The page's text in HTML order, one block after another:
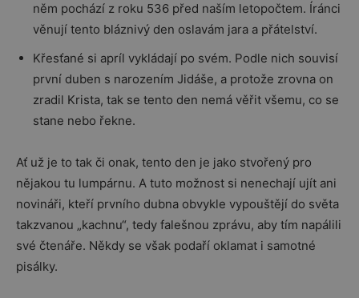
něm pochází z roku 536 před naším letopočtem. Íránci
věnují tento bláznivý den oslavám jara a přátelství.
Křesťané si apríl vykládají po svém. Podle nich souvisí
první duben s narozením Jidáše, a protože zrovna on
zradil Krista, tak se tento den nemá věřit všemu, co se
stane nebo řekne.
Ať už je to tak či onak, tento den je jako stvořený pro
nějakou tu lumpárnu. A tuto možnost si nenechají ujít ani
novináři, kteří prvního dubna obvykle vypouštějí do světa
takzvanou „kachnu“, tedy falešnou zprávu, aby tím napálili
své čtenáře. Někdy se však podaří oklamat i samotné
pisálky.